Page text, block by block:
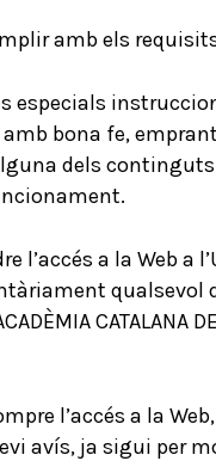
amb els requisits
especials
bona fe,
dels continguts
l’accés a la
qualsevol
CATALANA DE
l’accés a la
avís, ja sigui per